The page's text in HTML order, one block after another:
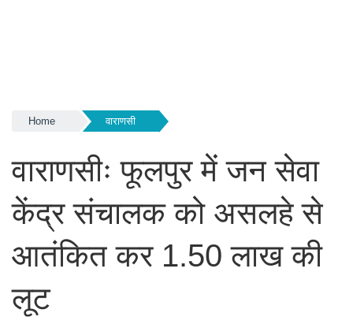
Home वाराणसी
वाराणसीः फूलपुर में जन सेवा
केंद्र संचालक को असलहे से
आतंकित कर 1.50 लाख की
लूट